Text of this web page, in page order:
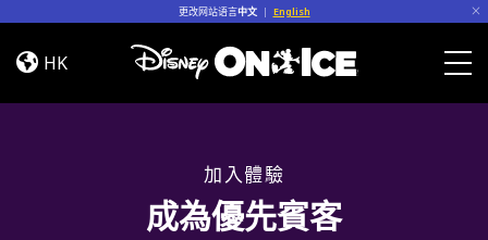
更改网站语言中文 | English
演
員
容
HK
成為優先賓客
加入體驗